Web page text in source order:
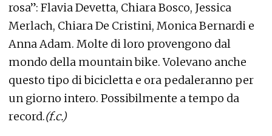
rosa”: Flavia Devetta, Chiara Bosco, Jessica
Merlach, Chiara De Cristini, Monica Bernardi e
Anna Adam. Molte di loro provengono dal
mondo della mountain bike. Volevano anche
questo tipo di bicicletta e ora pedaleranno per
un giorno intero. Possibilmente a tempo da
record.(f.c.)